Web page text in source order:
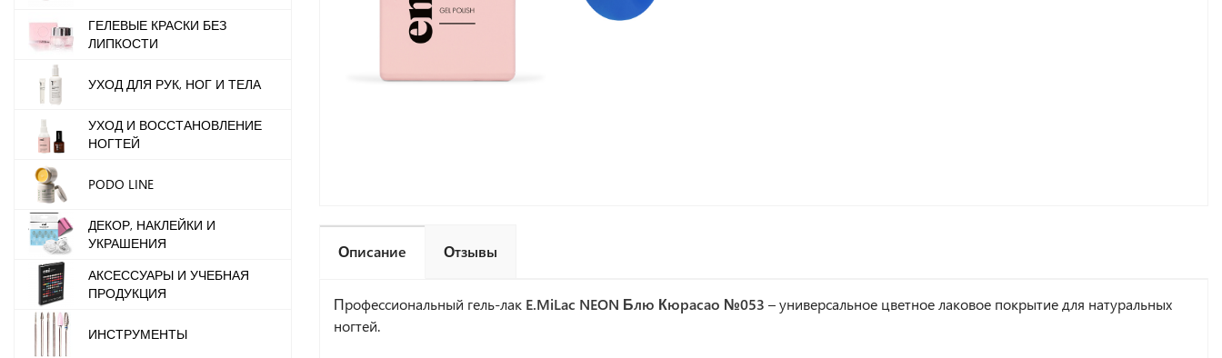
Описание Отзывы
Профессиональный гель-лак E.MiLac NEON Блю Кюрасао №053 – универсальное цветное лаковое покрытие для натуральных
ногтей.
ГЕЛЕВЫЕ КРАСКИ БЕЗ
ЛИПКОСТИ
УХОД ДЛЯ РУК, НОГ И ТЕЛА
УХОД И ВОССТАНОВЛЕНИЕ
НОГТЕЙ
PODO LINE
ДЕКОР, НАКЛЕЙКИ И
УКРАШЕНИЯ
АКСЕССУАРЫ И УЧЕБНАЯ
ПРОДУКЦИЯ
ИНСТРУМЕНТЫ